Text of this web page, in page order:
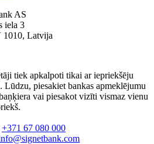
AS
iela 3
1010, Latvija
tiek apkalpoti tikai ar iepriekšēju
Lūdzu, piesakiet bankas apmeklējumu
vai piesakot vizīti vismaz vienu
+371 67 080 000